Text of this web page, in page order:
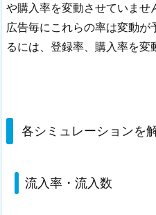
や購入率を変動させていませ
広告毎にこれらの率は変動
るには、登録率、購入率を変
各シミュレーションを
流入率・流入数